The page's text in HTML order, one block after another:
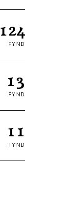
124
FYND
13
FYND
11
FYND